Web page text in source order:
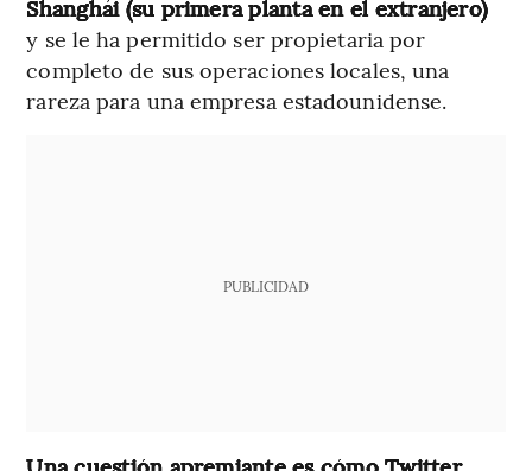
Shanghái (su primera planta en el extranjero)
y se le ha permitido ser propietaria por
completo de sus operaciones locales, una
rareza para una empresa estadounidense.
PUBLICIDAD